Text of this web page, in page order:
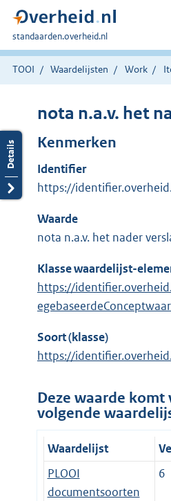
U
bent
hier:
standaarden.overheid.nl
TOOI Waardelijsten Work
nota n.a.v. het
Kenmerken
Identifier
https://
Waarde
nota n.a.v. het nader
Klasse waardelijst-
https://
Soort (klasse)
https://
Deze waarde komt
volgende
Waardelijst
PLOOI
documentsoorten
6